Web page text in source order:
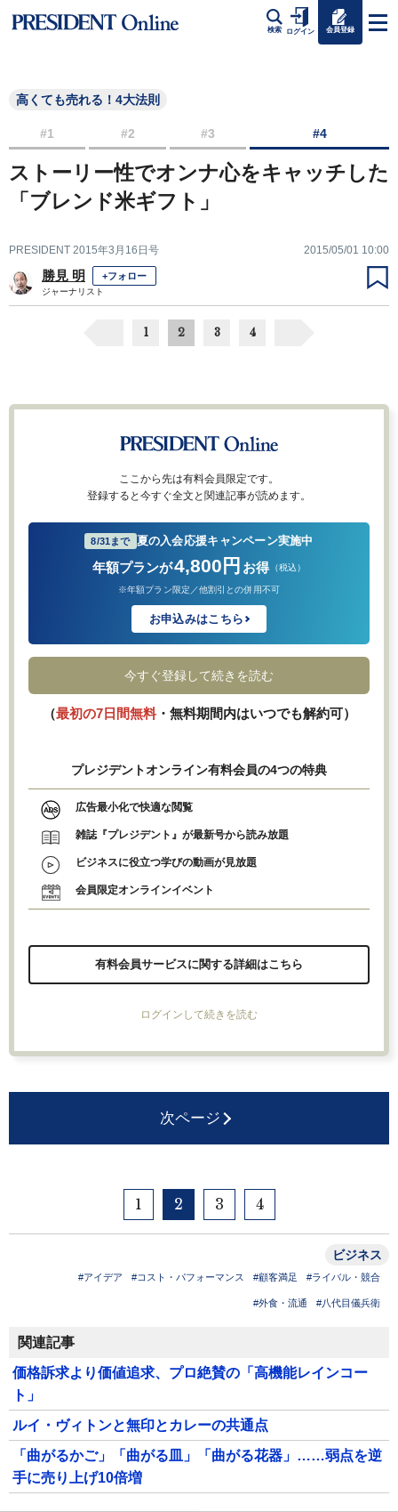
検索 ログイン 会員登録
高くても売れる！4大法則
#1 #2 #3 #4
ストーリー性でオンナ心をキャッチした
「ブレンド米ギフト」
PRESIDENT 2015年3月16日号 2015/05/01 10:00
勝見 明 +フォロー
ジャーナリスト
1 2 3 4
ここから先は有料会員限定です。
登録すると今すぐ全文と関連記事が読めます。
8/31まで 夏の入会応援キャンペーン実施中
年額プランが4,800円 お得 （税込）
※年額プラン限定／他割引との併用不可
お申込みはこちら
今すぐ登録して続きを読む
（最初の7日間無料・無料期間内はいつでも解約可）
プレジデントオンライン有料会員の4つの特典
広告最小化で快適な閲覧
雑誌『プレジデント』が最新号から読み放題
ビジネスに役立つ学びの動画が見放題
会員限定オンラインイベント
有料会員サービスに関する詳細はこちら
ログインして続きを読む
次ページ
1 2 3 4
ビジネス
#アイデア #コスト・パフォーマンス #顧客満足 #ライバル・競合
#外食・流通 #八代目儀兵衛
関連記事
価格訴求より価値追求、プロ絶賛の「高機能レインコー
ト」
ルイ・ヴィトンと無印とカレーの共通点
「曲がるかご」「曲がる皿」「曲がる花器」……弱点を逆
手に売り上げ10倍増